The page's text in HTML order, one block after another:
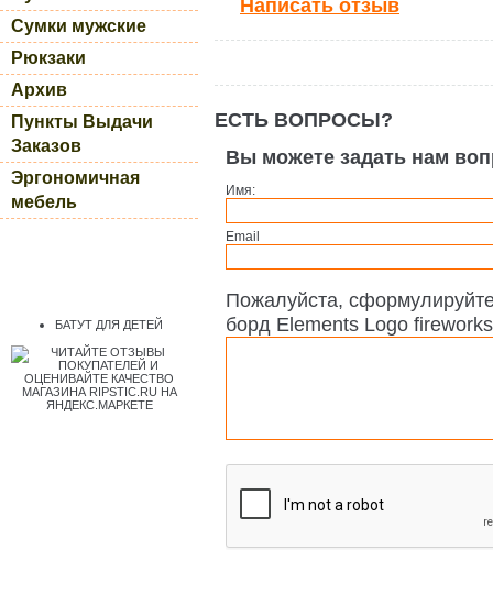
Сумки мужские
Рюкзаки
Архив
Пункты Выдачи
Заказов
Эргономичная
мебель
БАТУТ ДЛЯ ДЕТЕЙ
Написать отзыв
ЕСТЬ ВОПРОСЫ?
Вы можете задать нам
Имя:
Email
Пожалуйста,
борд Elements Logo